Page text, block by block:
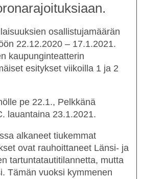
osallistujamäärän
22.12.2020 – 17.1.2021.
kaupunginteatterin
esitykset viikoilla 1 ja 2
pe 22.1., Pelkkänä
lauantaina 23.1.2021.
alkaneet tiukemmat
ovat rauhoittaneet Länsi- ja
tartuntatautitilannetta, mutta
Tämän vuoksi kymmenen